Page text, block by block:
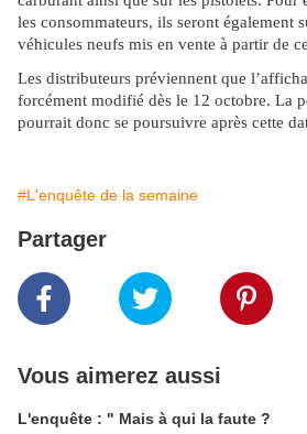
les consommateurs, ils seront également
véhicules neufs mis en vente à partir de
Les distributeurs préviennent que
forcément modifié dès le 12 octobre. La
pourrait donc se poursuivre après cette
#L'enquête de la semaine
Partager
Vous aimerez aussi
L'enquête : " Mais à qui la faute ?